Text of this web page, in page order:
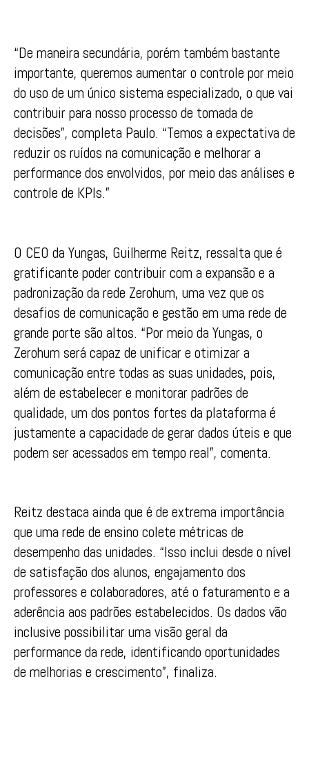
“De maneira secundária, porém também bastante
importante, queremos aumentar o controle por meio
do uso de um único sistema especializado, o que vai
contribuir para nosso processo de tomada de
decisões”, completa Paulo. “Temos a expectativa de
reduzir os ruídos na comunicação e melhorar a
performance dos envolvidos, por meio das análises e
controle de KPIs.”
O CEO da Yungas, Guilherme Reitz, ressalta que é
gratificante poder contribuir com a expansão e a
padronização da rede Zerohum, uma vez que os
desafios de comunicação e gestão em uma rede de
grande porte são altos. “Por meio da Yungas, o
Zerohum será capaz de unificar e otimizar a
comunicação entre todas as suas unidades, pois,
além de estabelecer e monitorar padrões de
qualidade, um dos pontos fortes da plataforma é
justamente a capacidade de gerar dados úteis e que
podem ser acessados em tempo real”, comenta.
Reitz destaca ainda que é de extrema importância
que uma rede de ensino colete métricas de
desempenho das unidades. “Isso inclui desde o nível
de satisfação dos alunos, engajamento dos
professores e colaboradores, até o faturamento e a
aderência aos padrões estabelecidos. Os dados vão
inclusive possibilitar uma visão geral da
performance da rede, identificando oportunidades
de melhorias e crescimento”, finaliza.